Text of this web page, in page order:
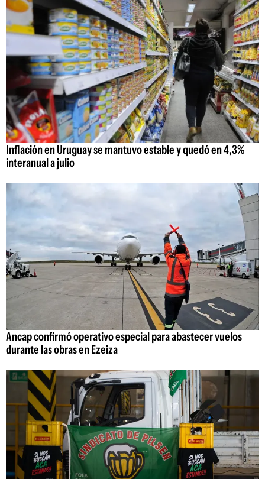
Inflación en Uruguay se mantuvo estable y quedó en 4,3%
interanual a julio
Ancap confirmó operativo especial para abastecer vuelos
durante las obras en Ezeiza